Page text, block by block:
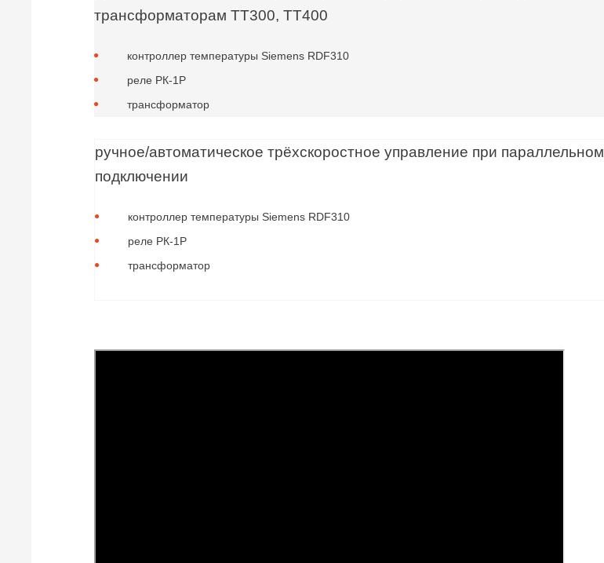
трансформаторам ТТ300, ТТ400
контроллер температуры Siemens RDF310
реле РК-1Р
трансформатор
ручное/автоматическое трёхскоростное управление при параллельном
подключении
контроллер температуры Siemens RDF310
реле РК-1Р
трансформатор